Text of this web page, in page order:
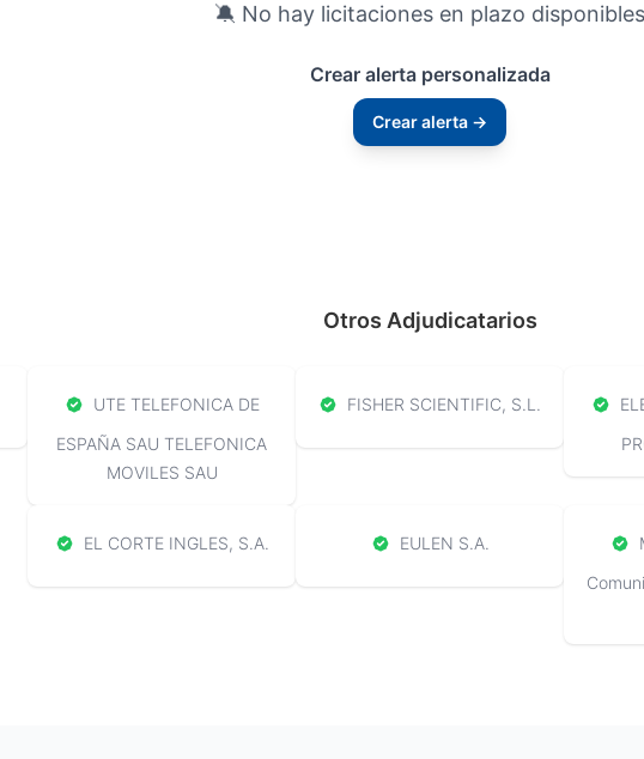
🔕 No hay licitaciones en plazo disponibles
Crear alerta personalizada
Crear alerta →
Otros Adjudicatarios
UTE TELEFONICA DE
ESPAÑA SAU TELEFONICA
MOVILES SAU
FISHER SCIENTIFIC, S.L.
EL CORTE INGLES, S.A. EULEN S.A.